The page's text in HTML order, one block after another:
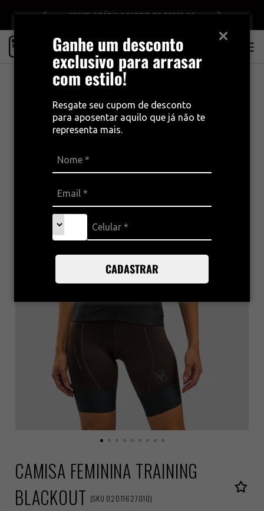
Ganhe um desconto
exclusivo para arrasar
com estilo!
Resgate seu cupom de desconto
para aposentar aquilo que já não te
representa mais.
CADASTRAR
FRETE GRÁTIS A PARTIR DE R$399,00
10% OFF NO CUPOM BEMVINDO10
CAMISA FEMININA TRAINING
BLACKOUT (SKU 02011627010)